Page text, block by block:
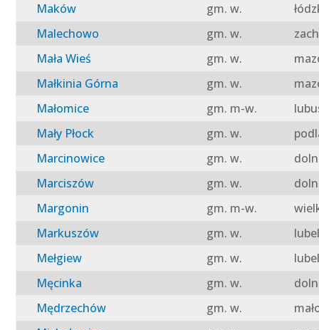
Maków
gm. w.
Malechowo
gm. w.
Mała Wieś
gm. w.
Małkinia Górna
gm. w.
Małomice
gm. m-w.
Mały Płock
gm. w.
Marcinowice
gm. w.
Marciszów
gm. w.
Margonin
gm. m-w.
Markuszów
gm. w.
Mełgiew
gm. w.
Męcinka
gm. w.
Mędrzechów
gm. w.